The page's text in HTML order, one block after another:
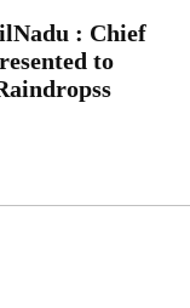
: Chief
to